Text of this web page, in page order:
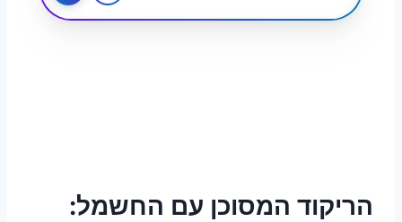
הריקוד המסוכן עם החשמל: